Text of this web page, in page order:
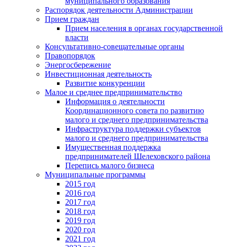
Распорядок деятельности Администрации
Прием граждан
Прием населения в органах государственной
власти
Консультативно-совещательные органы
Правопорядок
Энергосбережение
Инвестиционная деятельность
Развитие конкуренции
Малое и среднее предпринимательство
Информация о деятельности
Координационного совета по развитию
малого и среднего предпринимательства
Инфраструктура поддержки субъектов
малого и среднего предпринимательства
Имущественная поддержка
предпринимателей Шелеховского района
Перепись малого бизнеса
Муниципальные программы
2015 год
2016 год
2017 год
2018 год
2019 год
2020 год
2021 год